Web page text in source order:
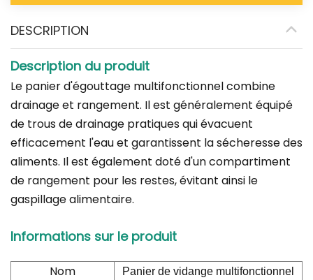
DESCRIPTION
Description du produit
Le panier d'égouttage multifonctionnel combine
drainage et rangement. Il est généralement équipé
de trous de drainage pratiques qui évacuent
efficacement l'eau et garantissent la sécheresse des
aliments. Il est également doté d'un compartiment
de rangement pour les restes, évitant ainsi le
gaspillage alimentaire.
Informations sur le produit
Nom Panier de vidange multifonctionnel